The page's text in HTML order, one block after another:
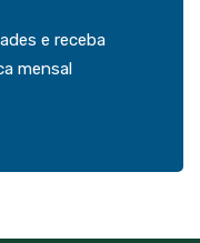
e receba
mensal